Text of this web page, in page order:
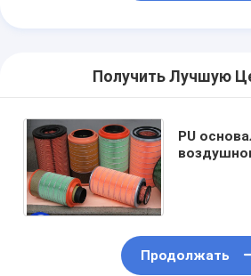
Получить Лучшую
PU
Продолжать